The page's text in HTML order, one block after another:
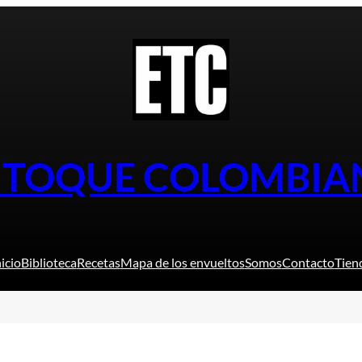
TOQUE
BibliotecaRecetasMapa de los envueltosSomosContacto